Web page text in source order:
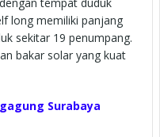
long memiliki panjang
sekitar 19 penumpang.
bakar solar yang kuat
Surabaya